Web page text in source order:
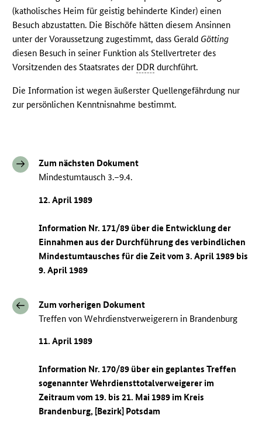
(katholisches Heim für geistig behinderte Kinder) einen
Besuch abzustatten. Die Bischöfe hätten diesem Ansinnen
unter der Voraussetzung zugestimmt, dass Gerald Götting
diesen Besuch in seiner Funktion als Stellvertreter des
Vorsitzenden des Staatsrates der DDR durchführt.
Die Information ist wegen äußerster Quellengefährdung nur
zur persönlichen Kenntnisnahme bestimmt.
Zum nächsten Dokument
Mindestumtausch 3.–9.4.
12. April 1989
Information Nr. 171/89 über die Entwicklung der
Einnahmen aus der Durchführung des verbindlichen
Mindestumtausches für die Zeit vom 3. April 1989 bis
9. April 1989
Zum vorherigen Dokument
Treffen von Wehrdienstverweigerern in Brandenburg
11. April 1989
Information Nr. 170/89 über ein geplantes Treffen
sogenannter Wehrdiensttotalverweigerer im
Zeitraum vom 19. bis 21. Mai 1989 im Kreis
Brandenburg, [Bezirk] Potsdam